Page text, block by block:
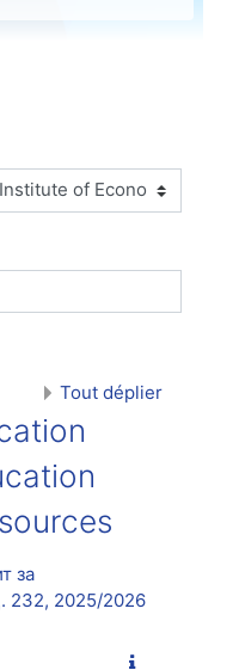
Tout déplier
за
232, 2025/2026